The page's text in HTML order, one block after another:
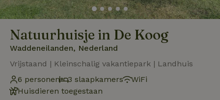
Natuurhuisje in De Koog
Waddeneilanden, Nederland
Vrijstaand | Kleinschalig vakantiepark | Landhuis
6 personen
3 slaapkamers
WiFi
Huisdieren toegestaan